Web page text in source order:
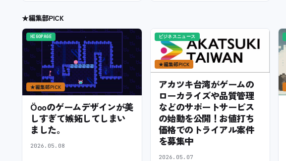
★編集部PICK
HIGOPAGE
★編集部PICK
Öooのゲームデザインが美
しすぎて嫉妬してしまい
ました。
2026.05.08
ビジネスニュース
★編集部PICK
アカツキ台湾がゲームの
ローカライズや品質管理
などのサポートサービス
の始動を公開！お値打ち
価格でのトライアル案件
を募集中
2026.05.07